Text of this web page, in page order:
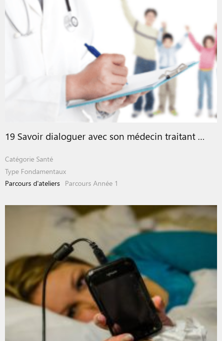
19 Savoir dialoguer avec son médecin traitant …
Catégorie Santé
Type Fondamentaux
Parcours d'ateliers Parcours Année 1